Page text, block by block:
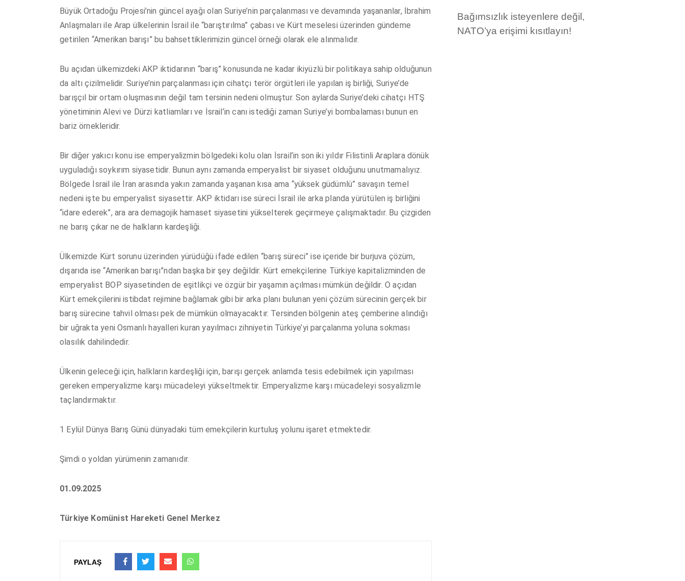
Büyük Ortadoğu Projesi’nin güncel ayağı olan Suriye’nin parçalanması ve devamında yaşananlar, İbrahim
Anlaşmaları ile Arap ülkelerinin İsrail ile “barıştırılma” çabası ve Kürt meselesi üzerinden gündeme
getirilen “Amerikan barışı” bu bahsettiklerimizin güncel örneği olarak ele alınmalıdır.
Bu açıdan ülkemizdeki AKP iktidarının “barış” konusunda ne kadar ikiyüzlü bir politikaya sahip olduğunun
da altı çizilmelidir. Suriye’nin parçalanması için cihatçı terör örgütleri ile yapılan iş birliği, Suriye’de
barışçıl bir ortam oluşmasının değil tam tersinin nedeni olmuştur. Son aylarda Suriye’deki cihatçı HTŞ
yönetiminin Alevi ve Dürzi katliamları ve İsrail’in canı istediği zaman Suriye’yi bombalaması bunun en
bariz örnekleridir.
Bir diğer yakıcı konu ise emperyalizmin bölgedeki kolu olan İsrail’in son iki yıldır Filistinli Araplara dönük
uyguladığı soykırım siyasetidir. Bunun aynı zamanda emperyalist bir siyaset olduğunu unutmamalıyız.
Bölgede İsrail ile İran arasında yakın zamanda yaşanan kısa ama “yüksek güdümlü” savaşın temel
nedeni işte bu emperyalist siyasettir. AKP iktidarı ise süreci İsrail ile arka planda yürütülen iş birliğini
“idare ederek”, ara ara demagojik hamaset siyasetini yükselterek geçirmeye çalışmaktadır. Bu çizgiden
ne barış çıkar ne de halkların kardeşliği.
Ülkemizde Kürt sorunu üzerinden yürüdüğü ifade edilen “barış süreci” ise içeride bir burjuva çözüm,
dışarıda ise “Amerikan barışı”ndan başka bir şey değildir. Kürt emekçilerine Türkiye kapitalizminden de
emperyalist BOP siyasetinden de eşitlikçi ve özgür bir yaşamın açılması mümkün değildir. O açıdan
Kürt emekçilerini istibdat rejimine bağlamak gibi bir arka planı bulunan yeni çözüm sürecinin gerçek bir
barış sürecine tahvil olması pek de mümkün olmayacaktır. Tersinden bölgenin ateş çemberine alındığı
bir uğrakta yeni Osmanlı hayalleri kuran yayılmacı zihniyetin Türkiye’yi parçalanma yoluna sokması
olasılık dahilindedir.
Ülkenin geleceği için, halkların kardeşliği için, barışı gerçek anlamda tesis edebilmek için yapılması
gereken emperyalizme karşı mücadeleyi yükseltmektir. Emperyalizme karşı mücadeleyi sosyalizmle
taçlandırmaktır.
1 Eylül Dünya Barış Günü dünyadaki tüm emekçilerin kurtuluş yolunu işaret etmektedir.
Şimdi o yoldan yürümenin zamanıdır.
01.09.2025
Türkiye Komünist Hareketi Genel Merkez
PAYLAŞ
Bağımsızlık isteyenlere değil,
NATO’ya erişimi kısıtlayın!